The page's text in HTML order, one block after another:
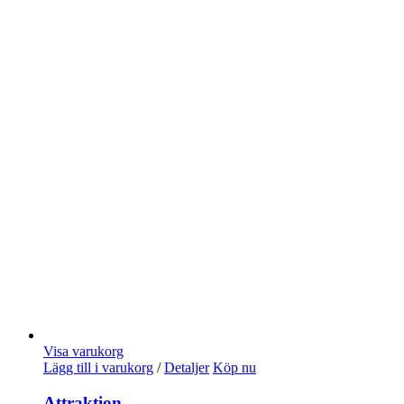
Visa varukorg
Lägg till i varukorg / Detaljer Köp nu